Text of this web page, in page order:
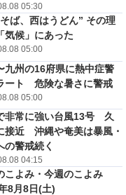
0 ミリ
24℃
1m/s
0
24℃
1m/s 1m/s 1m/s
05:30
ば、西はうどん” その理
気候」にあった
05:00
九州の16府県に熱中症警
ート 危険な暑さに警戒
05:00
非常に強い台風13号 久
接近 沖縄や奄美は暴風・
の警戒続く
04:15
こよみ・今週のこよみ
8月8日(土)